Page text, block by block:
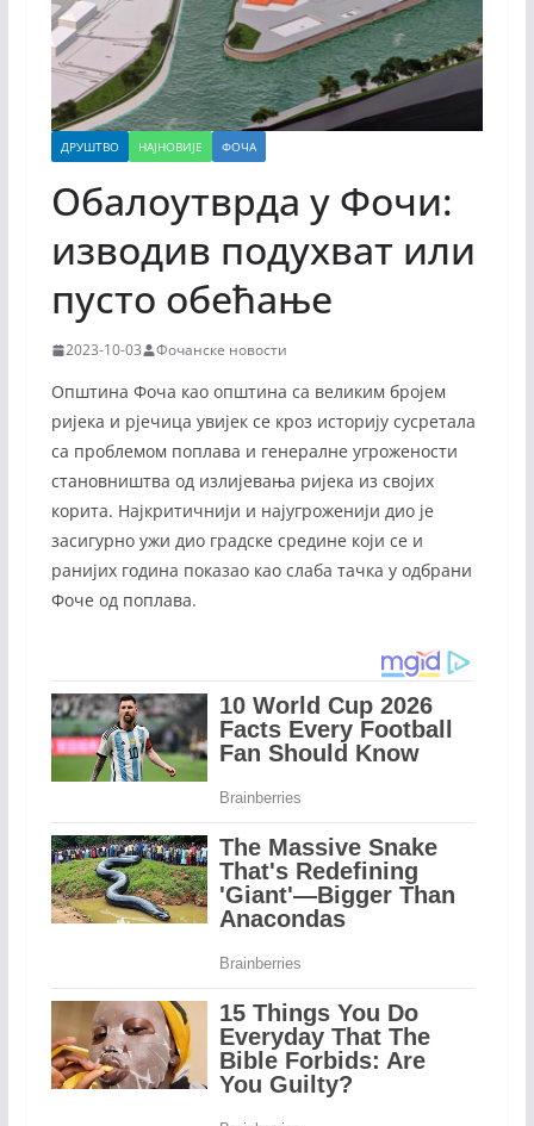
ДРУШТВО НАЈНОВИЈЕ ФОЧА
Обалоутврда у Фочи:
изводив подухват или
пусто обећање
2023-10-03 Фочанске новости
Општина Фоча као општина са великим бројем
ријека и рјечица увијек се кроз историју сусретала
са проблемом поплава и генералне угрожености
становништва од излијевања ријека из својих
корита. Најкритичнији и најугроженији дио је
засигурно ужи дио градске средине који се и
ранијих година показао као слаба тачка у одбрани
Фоче од поплава.